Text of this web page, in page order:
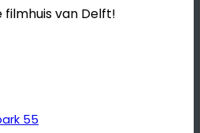
filmhuis van Delft!
55